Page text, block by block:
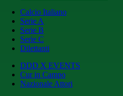
Calcio Italiano
Serie A
Serie B
Serie C
Dilettanti
DDD X EVENTS
Cur in Campo
Nazionale Attori